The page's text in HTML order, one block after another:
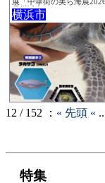
県横浜市
横浜市
12 / 152 ： « 先頭 «
特集